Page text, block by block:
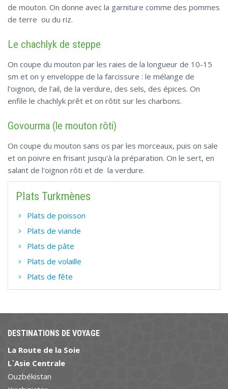
de mouton. On donne avec la garniture comme des pommes
de terre ou du riz.
Le chachlyk de steppe
On coupe du mouton par les raies de la longueur de 10-15
sm et on y enveloppe de la farcissure : le mélange de
l'oignon, de l'ail, de la verdure, des sels, des épices. On
enfile le chachlyk prêt et on rôtit sur les charbons.
Govourma (le mouton rôti)
On coupe du mouton sans os par les morceaux, puis on sale
et on poivre en frisant jusqu'à la préparation. On le sert, en
salant de l'oignon rôti et de la verdure.
Plats Turkmènes
Plats de poisson
Plats de viande
Plats de pâte
Plats de volaille
Plats de fête
DESTINATIONS DE VOYAGE
La Route de la Soie
L`Asie Centrale
Ouzbékistan